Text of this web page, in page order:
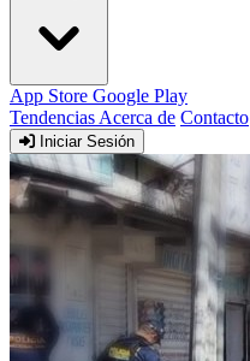
App Store Google Play
Tendencias Acerca de Contacto
Iniciar Sesión